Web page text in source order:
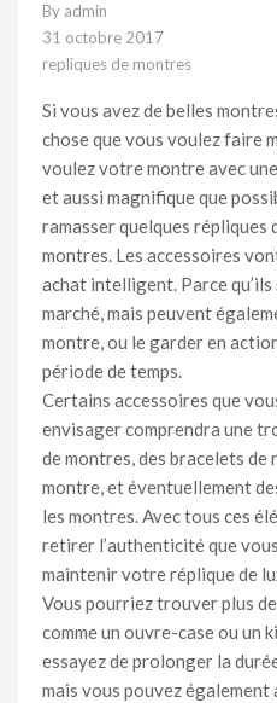
By admin
31 octobre 2017
repliques de montres
Si vous avez de belles
chose que vous voulez faire
voulez votre montre avec
et aussi magnifique que
ramasser quelques répliques
montres. Les accessoires
achat intelligent. Parce
marché, mais peuvent
montre, ou le garder en
période de temps.
Certains accessoires que
envisager comprendra une
de montres, des bracelets
montre, et éventuellement
les montres. Avec tous ces
retirer l’authenticité que
maintenir votre réplique de
Vous pourriez trouver plus
comme un ouvre-case ou un
essayez de prolonger la
mais vous pouvez